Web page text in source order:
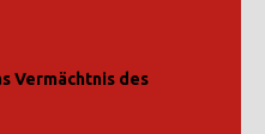
Vermächtnis des